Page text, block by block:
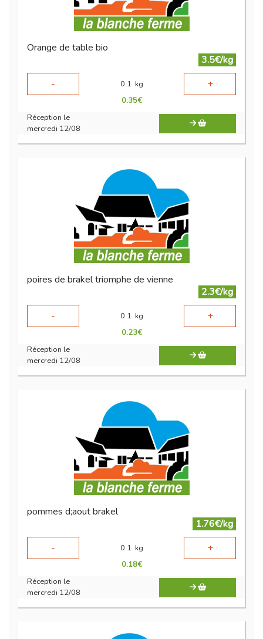
Orange de table bio
3.5€/kg
-
0.1 kg +
0.35€
Réception le
mercredi 12/08
poires de brakel triomphe de vienne
2.3€/kg
-
0.1 kg +
0.23€
Réception le
mercredi 12/08
pommes d;aout brakel
1.76€/kg
-
0.1 kg +
0.18€
Réception le
mercredi 12/08